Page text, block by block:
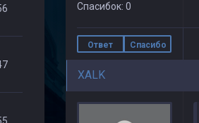
Спасибок: 0
Ответ Спасибо
XALK